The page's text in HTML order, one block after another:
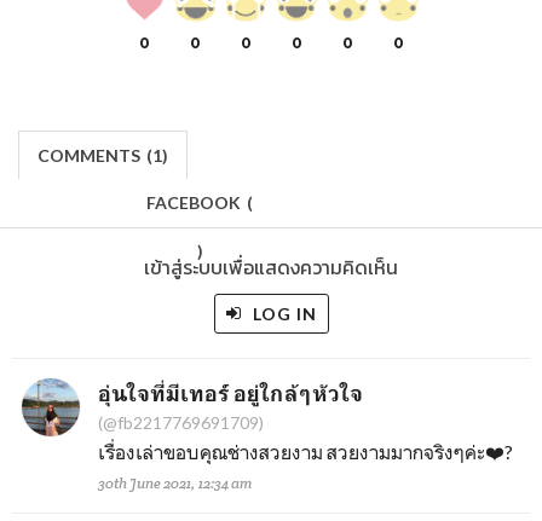
0 0 0 0 0 0
COMMENTS (1)
FACEBOOK (
)
เข้าสู่ระบบเพื่อแสดงความคิดเห็น
LOG IN
อุ่นใจที่มีเทอร์ อยู่ใกล้ๆหัวใจ
(@fb2217769691709)
เรื่องเล่าขอบคุณช่างสวยงาม สวยงามมากจริงๆค่ะ❤️?
30th June 2021, 12:34 am